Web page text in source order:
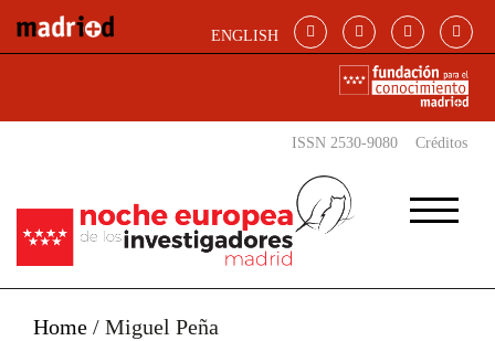
ENGLISH
ISSN 2530-9080 Créditos
Home / Miguel Peña